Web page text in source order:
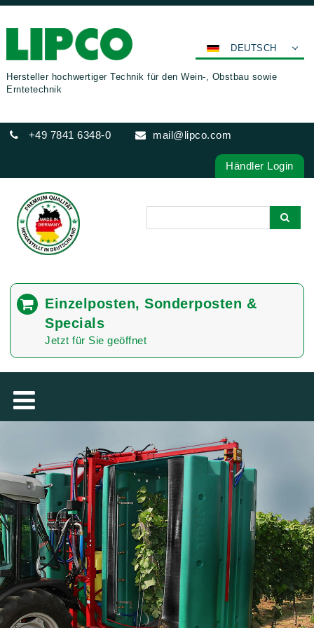
Hersteller hochwertiger Technik für den Wein-, Obstbau sowie
Erntetechnik
+49 7841 6348-0 mail@lipco.com
DEUTSCH
ENGLISH
ITALIANO
عربي
PORTUGUÊS
РУССКИЙ
SLOVENSKÁ
DANSK
БЪЛГАРСКИ
SVENSKA
SLOVENSKI
EESTI
LIETUVIŲ
LATVIEŠU
Händler Login
Einzelposten, Sonderposten &
Specials
Jetzt für Sie geöffnet